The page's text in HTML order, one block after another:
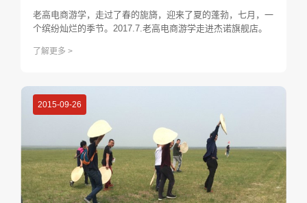
老高电商游学，走过了春的旎旖，迎来了夏的蓬勃，七月，一
个缤纷灿烂的季节。2017.7.老高电商游学走进杰诺旗舰店。
了解更多 >
2015-09-26